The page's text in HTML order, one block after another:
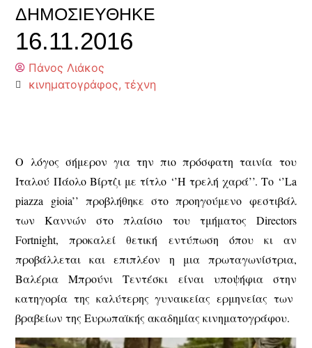
ΔΗΜΟΣΙΕΎΘΗΚΕ
16.11.2016
Πάνος Λιάκος
κινηματογράφος,τέχνη
Ο λόγος σήμερον για την πιο πρόσφατη ταινία του
Ιταλού Πάολο Βίρτζι με τίτλο ‘’Η τρελή χαρά’’. Το ‘’La
piazza gioia’’ προβλήθηκε στο προηγούμενο φεστιβάλ
των Καννών στο πλαίσιο του τμήματος Directors
Fortnight, προκαλεί θετική εντύπωση όπου κι αν
προβάλλεται και επιπλέον η μια πρωταγωνίστρια,
Βαλέρια Μπρούνι Τεντέσκι είναι υποψήφια στην
κατηγορία της καλύτερης γυναικείας ερμηνείας των
βραβείων της Ευρωπαϊκής ακαδημίας κινηματογράφου.